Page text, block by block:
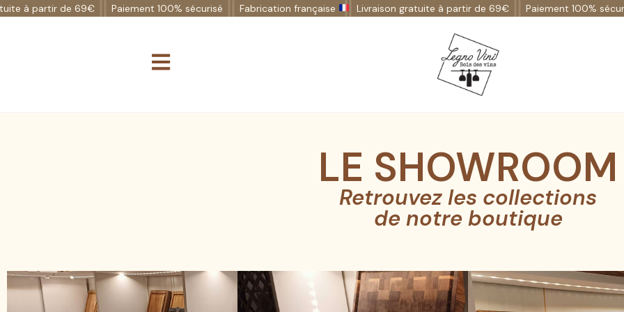
partir de 69€ Paiement 100% sécurisé Fabrication française Livraison gratuite à partir de 69€ Paiement 100% sécurisé
LE SHOWROOM
Retrouvez les collections
de notre boutique